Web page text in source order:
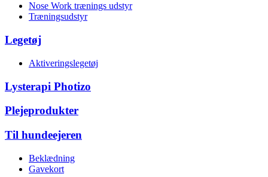
Nose Work trænings udstyr
Træningsudstyr
Legetøj
Aktiveringslegetøj
Lysterapi Photizo
Plejeprodukter
Til hundeejeren
Beklædning
Gavekort